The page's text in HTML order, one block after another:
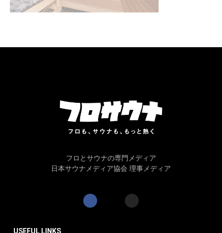
フロとサウナの専門メディア
日本サウナメディア協会 理事メディア
USEFUL LINKS